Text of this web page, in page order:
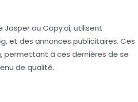
ou Copy.ai, utilisent
et des annonces publicitaires. Ces
permettant à ces dernières de se
de qualité.